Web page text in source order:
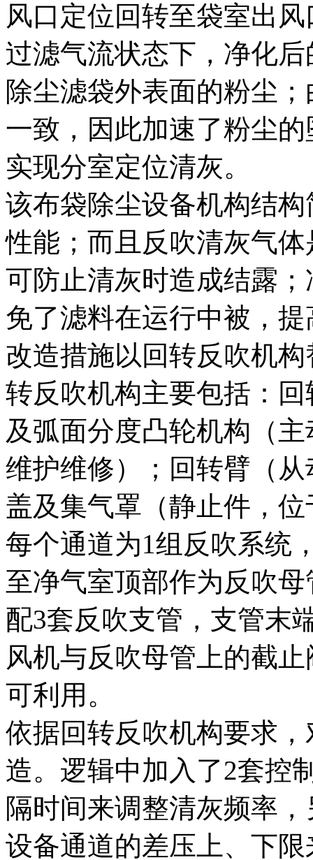
风口定位回转至袋室出
过滤气流状态下，净化
除尘滤袋外表面的粉尘
一致，因此加速了粉尘
实现分室定位清灰。
该布袋除尘设备机构结
性能；而且反吹清灰气
可防止清灰时造成结露
免了滤料在运行中被，
改造措施以回转反吹机
转反吹机构主要包括：
及弧面分度凸轮机构（
维护维修）；回转臂（
盖及集气罩（静止件，
每个通道为1组反吹系统
至净气室顶部作为反吹
配3套反吹支管，支管末
风机与反吹母管上的截
可利用。
依据回转反吹机构要求
造。逻辑中加入了2套控
隔时间来调整清灰频率
设备通道的差压上、下